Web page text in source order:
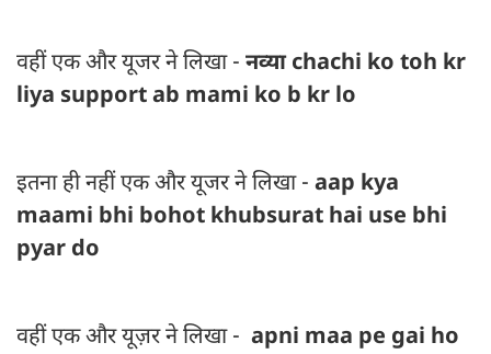
वहीं एक और यूजर ने लिखा - नव्या chachi ko toh kr
liya support ab mami ko b kr lo
इतना ही नहीं एक और यूजर ने लिखा - aap kya
maami bhi bohot khubsurat hai use bhi
pyar do
वहीं एक और यूज़र ने लिखा - apni maa pe gai ho